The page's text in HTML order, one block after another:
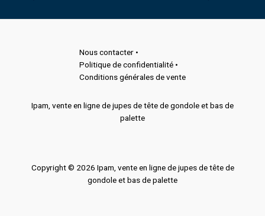
Nous contacter •
Politique de confidentialité •
Conditions générales de vente
Ipam, vente en ligne de jupes de tête de gondole et bas de
palette
Copyright © 2026 Ipam, vente en ligne de jupes de tête de
gondole et bas de palette